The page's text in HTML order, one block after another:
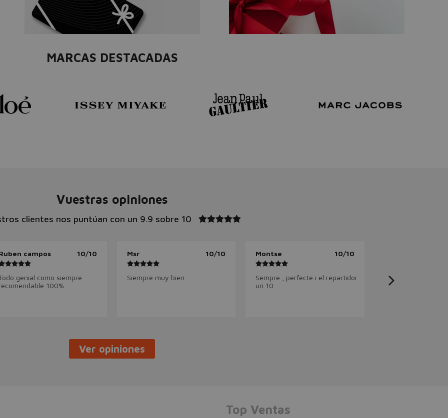
MARCAS DESTACADAS
Vuestras opiniones
clientes nos puntúan con un 9.9 sobre 10
campos 10/10
genial como siempre
100%
Msr 10/10
Siempre muy bien
Montse 10/10
Sempre , perfecte i el repartidor
un 10
Ver opiniones
Top Ventas